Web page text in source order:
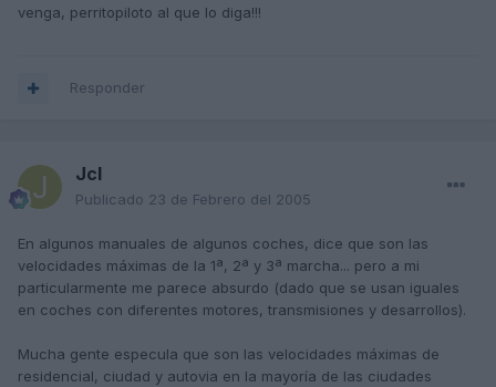
venga, perritopiloto al que lo diga!!!
Responder
Jcl
Publicado 23 de Febrero del 2005
En algunos manuales de algunos coches, dice que son las
velocidades máximas de la 1ª, 2ª y 3ª marcha... pero a mi
particularmente me parece absurdo (dado que se usan iguales
en coches con diferentes motores, transmisiones y desarrollos).
Mucha gente especula que son las velocidades máximas de
residencial, ciudad y autovia en la mayoría de las ciudades